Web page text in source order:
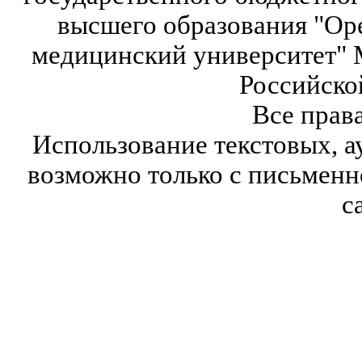
высшего образования
медицинский университет"
Все
Использование текстовых,
возможно только с